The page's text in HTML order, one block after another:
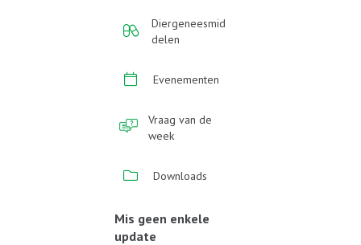
Diergeneesmid
delen
Evenementen
Vraag van de
week
Downloads
Mis geen enkele
update